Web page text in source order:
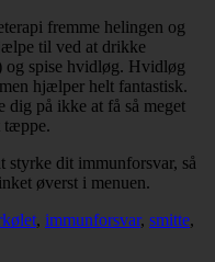
fremme helingen og
til ved at drikke
og spise hvidløg. Hvidløg
hjælper helt fantastisk.
på ikke at få så meget
tæppe.
styrke dit immunforsvar, så
øverst i menuen.
, immunforsvar, smitte,